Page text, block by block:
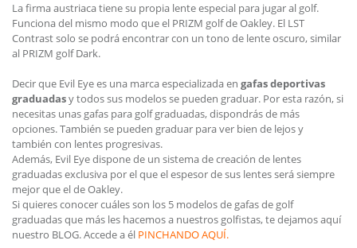
La firma austriaca tiene su propia lente especial para jugar al golf.
Funciona del mismo modo que el PRIZM golf de Oakley. El LST
Contrast solo se podrá encontrar con un tono de lente oscuro, similar
al PRIZM golf Dark.
Decir que Evil Eye es una marca especializada en gafas deportivas
graduadasy todos sus modelos se pueden graduar. Por esta razón, si
necesitas unas gafas para golf graduadas, dispondrás de más
opciones. También se pueden graduar para ver bien de lejos y
también con lentes progresivas.
Además, Evil Eye dispone de un sistema de creación de lentes
graduadas exclusiva por el que el espesor de sus lentes será siempre
mejor que el de Oakley.
Si quieres conocer cuáles son los 5 modelos de gafas de golf
graduadas que más les hacemos a nuestros golfistas, te dejamos aquí
nuestro BLOG. Accede a él PINCHANDO AQUÍ.